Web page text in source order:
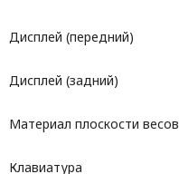
Дисплей (передний)
Дисплей (задний)
Материал плоскости весов
Клавиатура